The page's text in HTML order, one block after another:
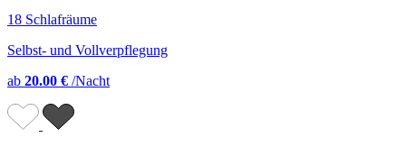
18 Schlafräume
Selbst- und Vollverpflegung
ab 20.00 € /Nacht